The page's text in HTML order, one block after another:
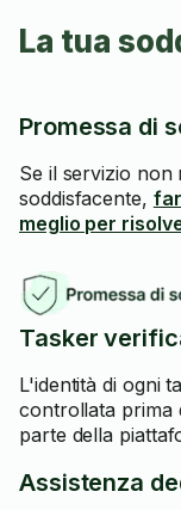
La tua
Promessa di
Se il servizio non
soddisfacente,
meglio per
Tasker
L'identità di ogni
controllata prima
parte della
Assistenza